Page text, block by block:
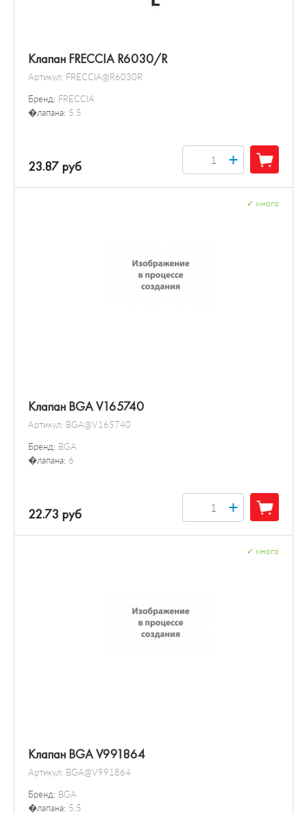
Клапан FRECCIA R6030/R
Артикул: FRECCIA@R6030R
Бренд: FRECCIA
�лапана: 5.5
23.87 руб +
Клапан BGA V165740
Артикул: BGA@V165740
Бренд: BGA
�лапана: 6
много
22.73 руб +
Клапан BGA V991864
Артикул: BGA@V991864
Бренд: BGA
�лапана: 5.5
много